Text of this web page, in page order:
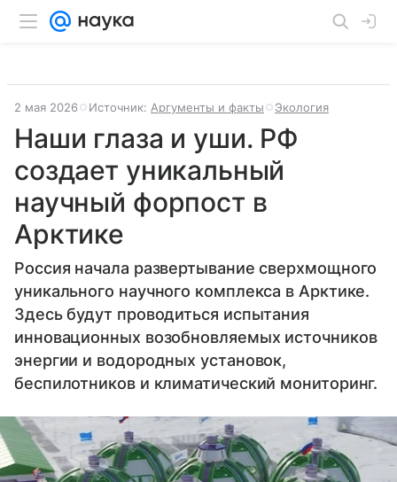
2 мая 2026 Источник: Аргументы и факты Экология
Наши глаза и уши. РФ
создает уникальный
научный форпост в
Арктике
Россия начала развертывание сверхмощного
уникального научного комплекса в Арктике.
Здесь будут проводиться испытания
инновационных возобновляемых источников
энергии и водородных установок,
беспилотников и климатический мониторинг.